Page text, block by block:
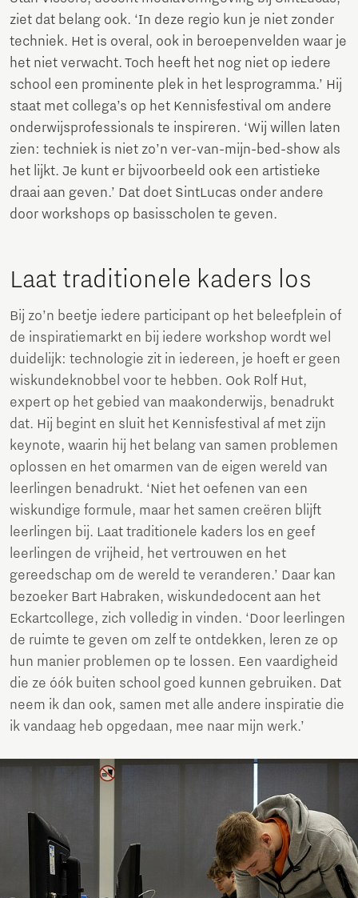
ziet dat belang ook. ‘In deze regio kun je niet zonder
techniek. Het is overal, ook in beroepenvelden waar je
het niet verwacht. Toch heeft het nog niet op iedere
school een prominente plek in het lesprogramma.’ Hij
staat met collega’s op het Kennisfestival om andere
onderwijsprofessionals te inspireren. ‘Wij willen laten
zien: techniek is niet zo’n ver-van-mijn-bed-show als
het lijkt. Je kunt er bijvoorbeeld ook een artistieke
draai aan geven.’ Dat doet SintLucas onder andere
door workshops op basisscholen te geven.
Laat traditionele kaders los
Bij zo’n beetje iedere participant op het beleefplein of
de inspiratiemarkt en bij iedere workshop wordt wel
duidelijk: technologie zit in iedereen, je hoeft er geen
wiskundeknobbel voor te hebben. Ook Rolf Hut,
expert op het gebied van maakonderwijs, benadrukt
dat. Hij begint en sluit het Kennisfestival af met zijn
keynote, waarin hij het belang van samen problemen
oplossen en het omarmen van de eigen wereld van
leerlingen benadrukt. ‘Niet het oefenen van een
wiskundige formule, maar het samen creëren blijft
leerlingen bij. Laat traditionele kaders los en geef
leerlingen de vrijheid, het vertrouwen en het
gereedschap om de wereld te veranderen.’ Daar kan
bezoeker Bart Habraken, wiskundedocent aan het
Eckartcollege, zich volledig in vinden. ‘Door leerlingen
de ruimte te geven om zelf te ontdekken, leren ze op
hun manier problemen op te lossen. Een vaardigheid
die ze óók buiten school goed kunnen gebruiken. Dat
neem ik dan ook, samen met alle andere inspiratie die
ik vandaag heb opgedaan, mee naar mijn werk.’